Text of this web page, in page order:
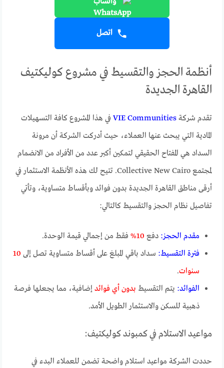
اتصل
أنظمة الحجز والتقسيط في مشروع كوليكتيف
القاهرة الجديدة
تقدم شركةVIE Communities في هذا المشروع كافة التسهيلات
المادية التي يبحث عنها العملاء، حيث أدركت الشركة أن مرونة
السداد هي المفتاح الحقيقي لتمكين أكبر عدد من الأفراد من الانضمام
لمجتمع Collective New Cairo. تتيح لك هذه الأنظمة الاستثمار في
أرقى مناطق القاهرة الجديدة بدون فوائد وبأقساط متساوية، وتأتي
تفاصيل نظام الحجز والتقسيط كالتالي:
مقدم الحجز: دفع 10%
فقط من إجمالي قيمة الوحدة.
فترة التقسيط: سداد باقي المبلغ على أقساط متساوية تصل إلى 10
سنوات.
الفوائد: يتم التقسيط بدون أي فوائد إضافية، مما يجعلها فرصة
ذهبية للسكن والاستثمار الطويل الأمد.
مواعيد الاستلام في كمبوند كوليكتيف:
حددت الشركة مواعيد استلام واضحة تضمن للعملاء البدء في